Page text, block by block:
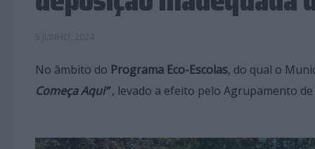
No âmbito do Programa Eco-Escolas, do qual o
Começa Aqui”, levado a efeito pelo Agrupamento de